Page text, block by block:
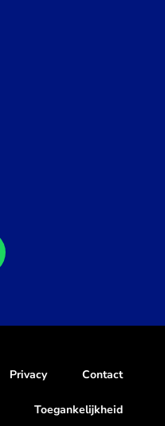
Privacy Contact
Toegankelijkheid